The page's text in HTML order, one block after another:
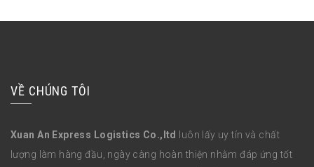
VỀ CHÚNG TÔI
Xuan An Express Logistics Co.,ltd luôn lấy uy tín và chất
lượng làm hàng đầu, ngày càng hoàn thiện nhằm đáp ứng tốt